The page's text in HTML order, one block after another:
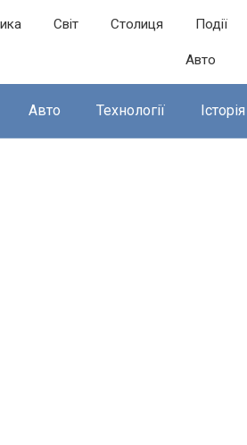
Світ Столиця Події
Авто
Авто Технології Історія